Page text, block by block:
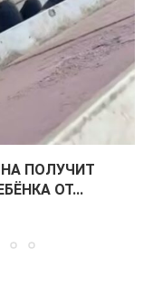
ПОЛУЧИТ
ОТ...